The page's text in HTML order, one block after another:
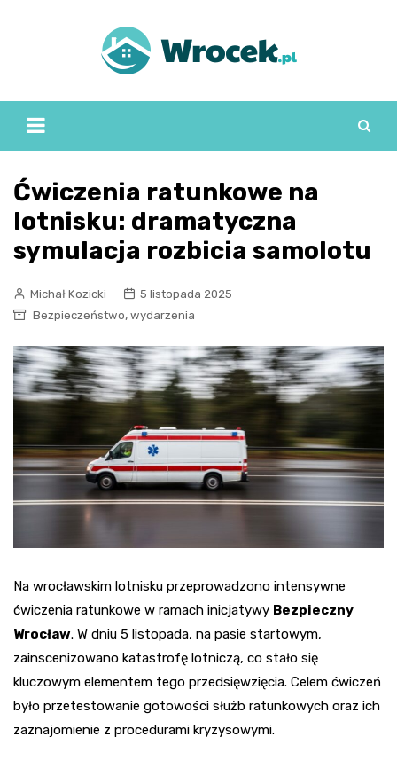
Ćwiczenia ratunkowe na
lotnisku: dramatyczna
symulacja rozbicia samolotu
Michał Kozicki
5 listopada 2025
Bezpieczeństwo, wydarzenia
Na wrocławskim lotnisku przeprowadzono intensywne
ćwiczenia ratunkowe w ramach inicjatywy Bezpieczny
Wrocław. W dniu 5 listopada, na pasie startowym,
zainscenizowano katastrofę lotniczą, co stało się
kluczowym elementem tego przedsięwzięcia. Celem ćwiczeń
było przetestowanie gotowości służb ratunkowych oraz ich
zaznajomienie z procedurami kryzysowymi.